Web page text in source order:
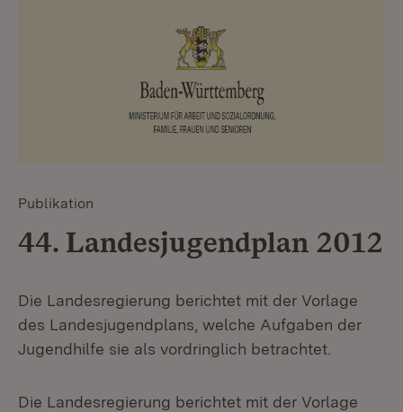
Publikation
44. Landesjugendplan 2012
Die Landesregierung berichtet mit der Vorlage
des Landesjugendplans, welche Aufgaben der
Jugendhilfe sie als vordringlich betrachtet.
Die Landesregierung berichtet mit der Vorlage